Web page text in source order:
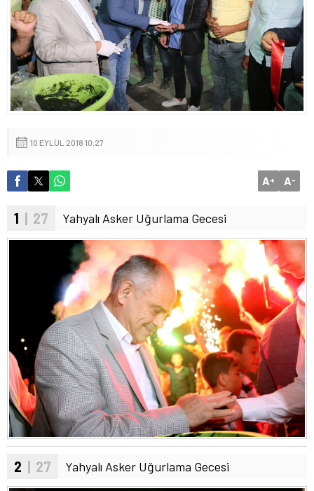
10 EYLÜL 2018 10:27
A+ A-
1 | 27 Yahyalı Asker Uğurlama Gecesi
2 | 27 Yahyalı Asker Uğurlama Gecesi